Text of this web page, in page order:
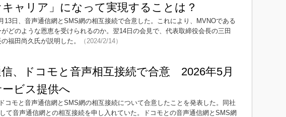
キャリア」になって実現することは？
13日、音声通信網とSMS網の相互接続で合意した。これにより、MVNOである
どのような恩恵を受けられるのか。翌14日の会見で、代表取締役会長の三田
福田尚久氏が説明した。
（2024/2/14）
信、ドコモと音声相互接続で合意 2026年5月
ービス提供へ
コモと音声通信網とSMS網の相互接続について合意したことを発表した。同社
て音声通信網との相互接続を申し入れていた。ドコモとの音声通信網とSMS網